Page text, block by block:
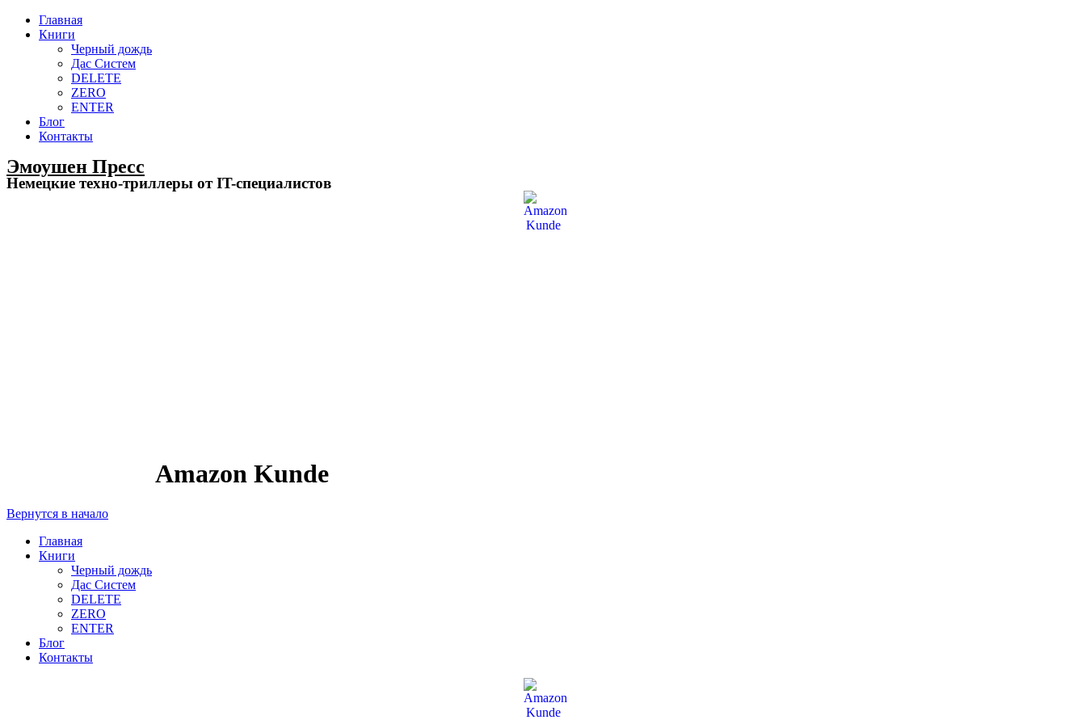
Главная
Книги
Черный дождь
Дас Систем
DELETE​
ZERO​
ENTER​
Блог
Контакты
Эмоушен Пресс
Немецкие техно-триллеры от IT-специалистов
Amazon Kunde
Вернутся в начало
Главная
Книги
Черный дождь
Дас Систем
DELETE​
ZERO​
ENTER​
Блог
Контакты